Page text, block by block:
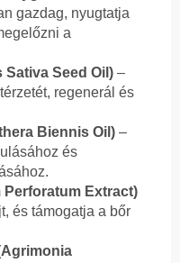
gazdag, nyugtatja
a
Sativa Seed Oil) –
regenerál és
Biennis Oil) –
és
Extract)
és támogatja a bőr